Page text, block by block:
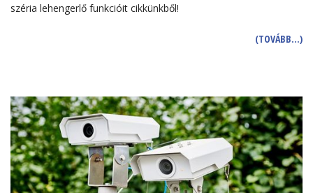
széria lehengerlő funkcióit cikkünkből!
(TOVÁBB…)